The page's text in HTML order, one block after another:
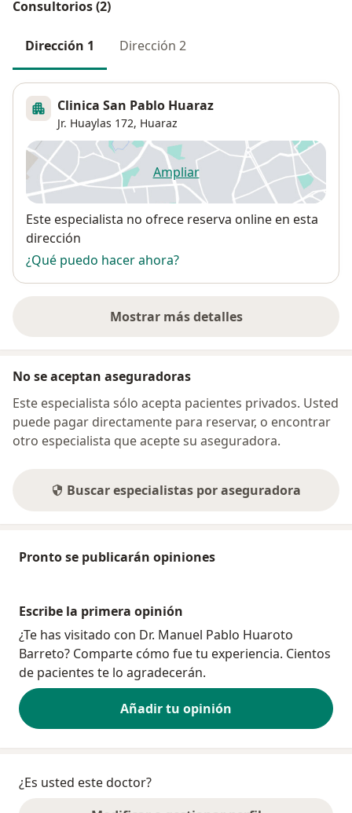
Consultorios (2)
Dirección 1 Dirección 2
Clinica San Pablo Huaraz
Jr. Huaylas 172, Huaraz
Ampliarse abre en una nueva
Disponibilidad
Este especialista no ofrece reserva online en esta
dirección
¿Qué puedo hacer ahora?
Mostrar más detalles
sobre la dirección
No se aceptan aseguradoras
Este especialista sólo acepta pacientes privados. Usted
puede pagar directamente para reservar, o encontrar
otro especialista que acepte su aseguradora.
Buscar especialistas por aseguradora
Pronto se publicarán opiniones
Escribe la primera opinión
¿Te has visitado con Dr. Manuel Pablo Huaroto
Barreto? Comparte cómo fue tu experiencia. Cientos
de pacientes te lo agradecerán.
Añadir tu opinión
¿Es usted este doctor?